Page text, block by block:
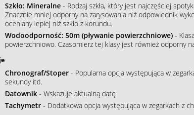
Szkło: Mineralne- Rodzaj szkła, który jest najczęściej
Znacznie mniej odporny na zarysowania niż odpowiednik
oceniany lepiej niż szkło z korundu.
Wodoodporność: 50m (pływanie powierzchniowe)-
powierzchniowo. Czasomierz tej klasy jest również odporny
Chronograf/Stoper- Popularna opcja występująca w
sekundy itd.
Datownik- Wskazuje aktualną datę
Tachymetr- Dodatkowa opcja występująca w zegarkach z